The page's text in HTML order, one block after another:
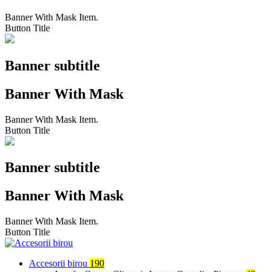
Banner With Mask Item.
Button Title
Banner subtitle
Banner With Mask
Banner With Mask Item.
Button Title
Banner subtitle
Banner With Mask
Banner With Mask Item.
Button Title
Accesorii birou 190